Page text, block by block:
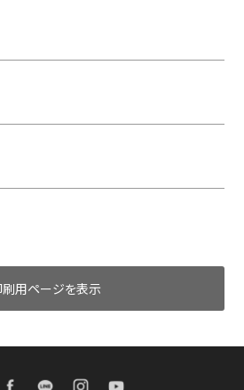
刷用ページを表示
TikTok FacebookLINE